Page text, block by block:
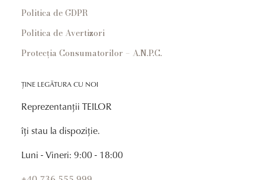
Politica de GDPR
Politica de Avertizori
Protecția Consumatorilor – A.N.P.C.
ȚINE LEGĂTURA CU NOI
Reprezentanții TEILOR
îți stau la dispoziție.
Luni - Vineri: 9:00 - 18:00